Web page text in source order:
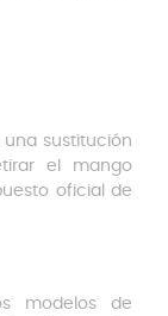
una sustitución
el mango
oficial de
modelos de